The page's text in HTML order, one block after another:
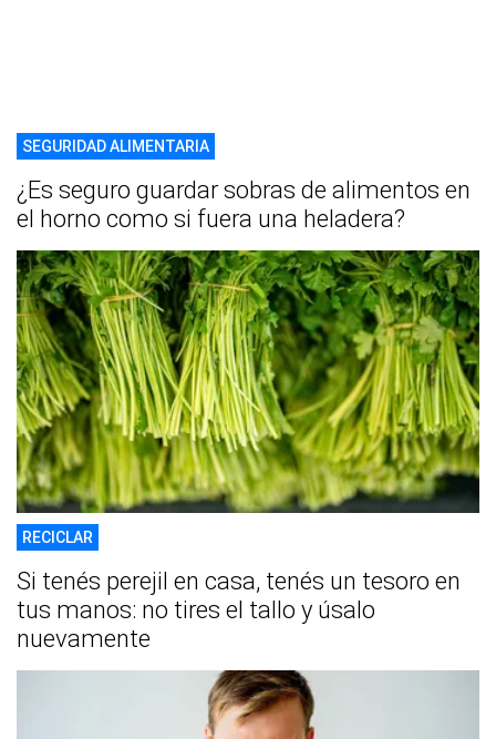
SEGURIDAD ALIMENTARIA
¿Es seguro guardar sobras de alimentos en
el horno como si fuera una heladera?
RECICLAR
Si tenés perejil en casa, tenés un tesoro en
tus manos: no tires el tallo y úsalo
nuevamente